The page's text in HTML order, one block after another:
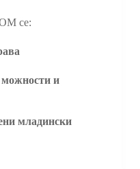
се:
можности и
младински